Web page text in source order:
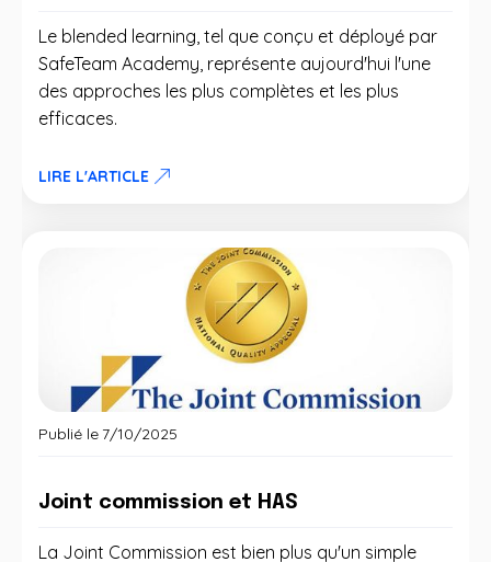
Le blended learning, tel que conçu et déployé par
SafeTeam Academy, représente aujourd'hui l'une
des approches les plus complètes et les plus
efficaces.
LIRE L'ARTICLE
Publié le 7/10/2025
Joint commission et HAS
La Joint Commission est bien plus qu'un simple